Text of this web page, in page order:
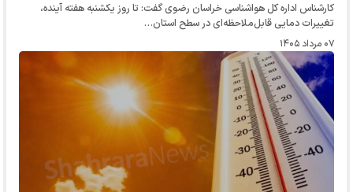
بود؟
کارشناس اداره کل هواشناسی خراسان رضوی گفت: تا روز یکشنبه هفته آینده،
تغییرات دمایی قابل‌ملاحظه‌ای در سطح استان…
۰۷ مرداد ۱۴۰۵